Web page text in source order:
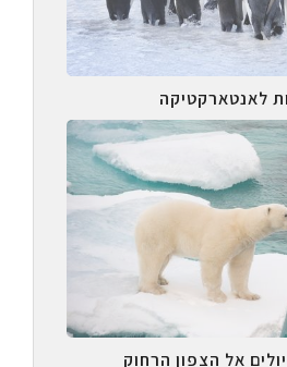
לאנטארקטיקה
אל הצפון הרחוק